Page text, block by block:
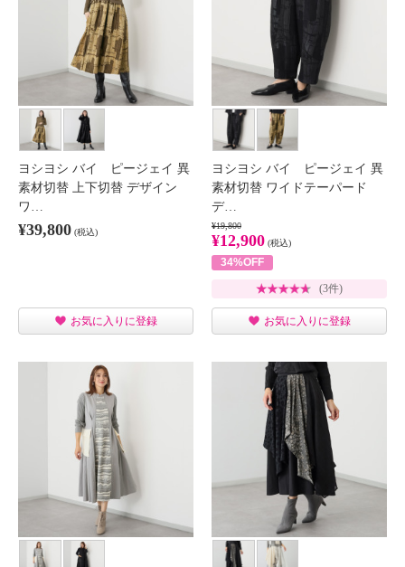
ヨシヨシ バイ ピージェイ 異
素材切替 上下切替 デザイン
ワ…
¥39,800 (税込)
お気に入りに登録
ヨシヨシ バイ ピージェイ 異
素材切替 ワイドテーパード
デ…
¥19,800
¥12,900 (税込)
34%OFF
(3件)
お気に入りに登録